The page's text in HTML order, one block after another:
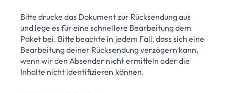
Bitte drucke das Dokument zur Rücksendung aus
und lege es für eine schnellere Bearbeitung dem
Paket bei. Bitte beachte in jedem Fall, dass sich eine
Bearbeitung deiner Rücksendung verzögern kann,
wenn wir den Absender nicht ermitteln oder die
Inhalte nicht identifizieren können.